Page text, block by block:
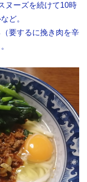
ヌーズを続けて10時
ど。
要するに挽き肉を辛